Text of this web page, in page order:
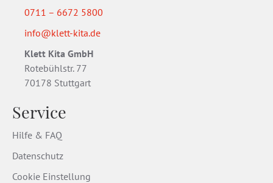
0711 – 6672 5800
info@klett-kita.de
Klett Kita GmbH
Rotebühlstr. 77
70178 Stuttgart
Service
Hilfe & FAQ
Datenschutz
Cookie Einstellung